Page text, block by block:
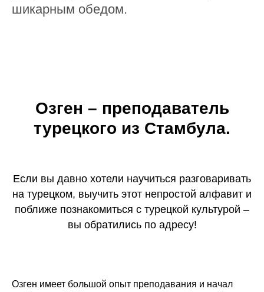
шикарным обедом.
Озген – преподаватель
турецкого из Стамбула.
Если вы давно хотели научиться разговаривать
на турецком, выучить этот непростой алфавит и
поближе познакомиться с турецкой культурой –
вы обратились по адресу!
Озген имеет большой опыт преподавания и начал